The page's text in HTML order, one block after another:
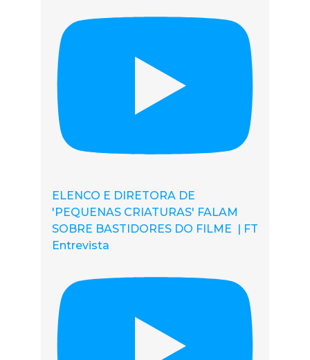
ELENCO E DIRETORA DE
'PEQUENAS CRIATURAS' FALAM
SOBRE BASTIDORES DO FILME | FT
Entrevista